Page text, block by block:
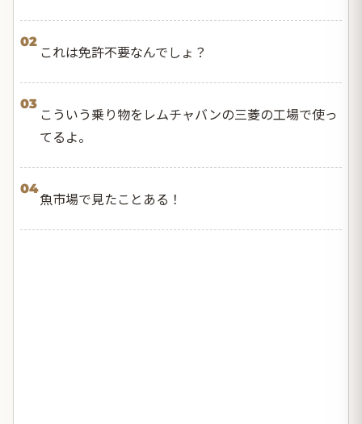
02
これは免許不要なんでしょ？
03
こういう乗り物をレムチャバンの三菱の工場で使っ
てるよ。
04
魚市場で見たことある！